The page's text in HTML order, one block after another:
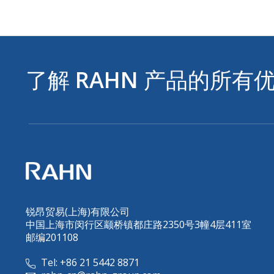
了解 RAHN 产品的所有
锐昂贸易(上海)有限公司
中国上海市闵行区颛桥镇都庄路2350号3幢4层411室
邮编201108
Tel: +86 21 5442 8871